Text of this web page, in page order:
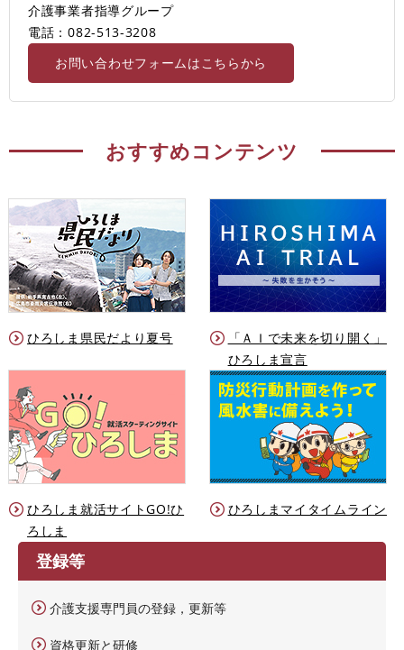
介護事業者指導グループ
電話：082-513-3208
お問い合わせフォームはこちらから
おすすめコンテンツ
ひろしま県民だより夏号
「ＡＩで未来を切り開く」
ひろしま宣言
ひろしま就活サイトGO!ひ
ろしま
ひろしまマイタイムライン
登録等
介護支援専門員の登録，更新等
資格更新と研修